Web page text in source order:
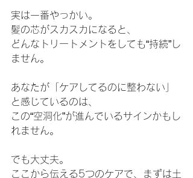
実は一番やっかい。
髪の芯がスカスカになると、
どんなトリートメントをしても“持続”し
ません。
あなたが「ケアしてるのに整わない」
と感じているのは、
この“空洞化”が進んでいるサインかもし
れません。
でも大丈夫。
ここから伝える5つのケアで、まずは土